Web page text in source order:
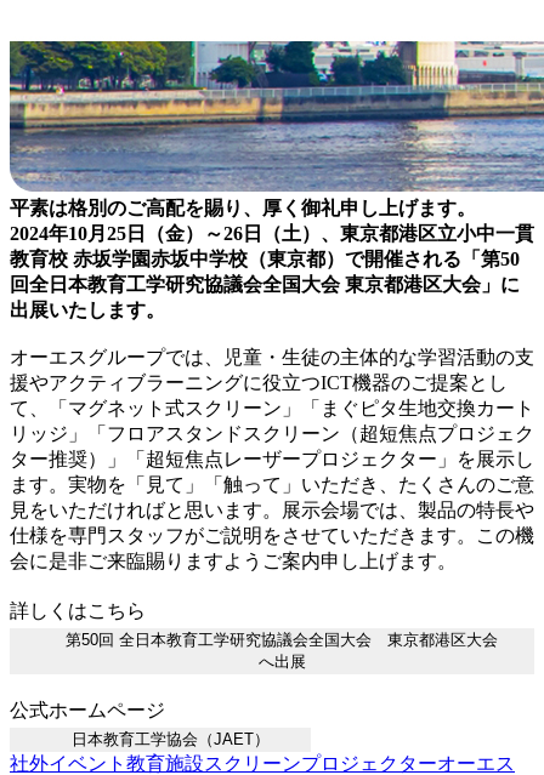
平素は格別のご高配を賜り、厚く御礼申し上げます。
2024年10月25日（金）～26日（土）、東京都港区立小中一貫
教育校 赤坂学園赤坂中学校（東京都）で開催される「第50
回全日本教育工学研究協議会全国大会 東京都港区大会」に
出展いたします。
オーエスグループでは、児童・生徒の主体的な学習活動の支
援やアクティブラーニングに役立つICT機器のご提案とし
て、「マグネット式スクリーン」「まぐピタ生地交換カート
リッジ」「フロアスタンドスクリーン（超短焦点プロジェク
ター推奨）」「超短焦点レーザープロジェクター」を展示し
ます。実物を「見て」「触って」いただき、たくさんのご意
見をいただければと思います。展示会場では、製品の特長や
仕様を専門スタッフがご説明をさせていただきます。この機
会に是非ご来臨賜りますようご案内申し上げます。
詳しくはこちら
第50回 全日本教育工学研究協議会全国大会 東京都港区大会
へ出展
公式ホームページ
日本教育工学協会（JAET）
社外イベント 教育施設スクリーンプロジェクターオーエス